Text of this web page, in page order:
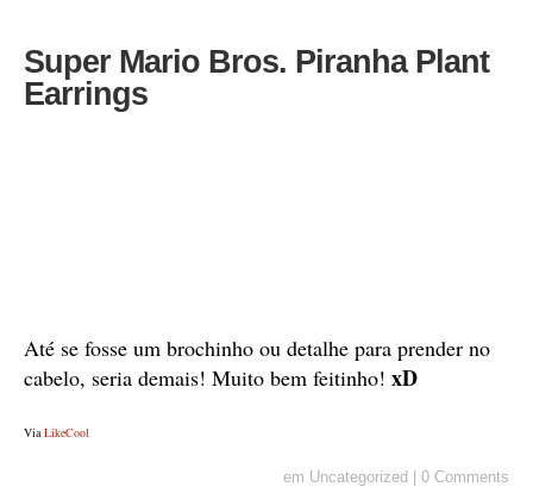
Super Mario Bros. Piranha Plant
Earrings
Até se fosse um brochinho ou detalhe para prender no
cabelo, seria demais! Muito bem feitinho! xD
ViaLikeCool
em Uncategorized 0 Comments